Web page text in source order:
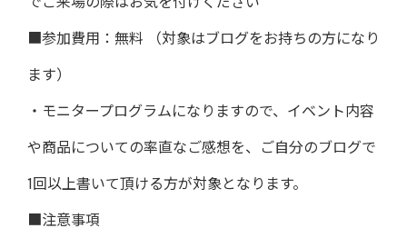
でご来場の際はお気を付けください
■参加費用：無料 （対象はブログをお持ちの方になり
ます）
・モニタープログラムになりますので、イベント内容
や商品についての率直なご感想を、ご自分のブログで
1回以上書いて頂ける方が対象となります。
■注意事項